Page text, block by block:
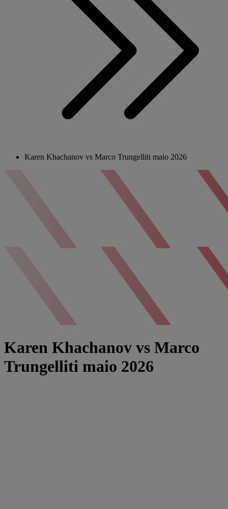
Karen Khachanov vs Marco Trungelliti maio 2026
Karen Khachanov vs Marco
Trungelliti maio 2026